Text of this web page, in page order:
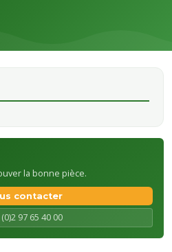
la bonne pièce.
contacter
97 65 40 00